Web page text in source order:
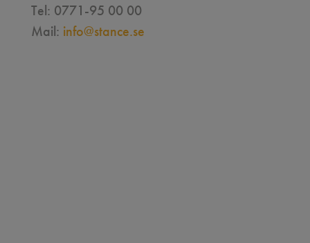
Tel: 0771-95 00 00
Mail: info@stance.se